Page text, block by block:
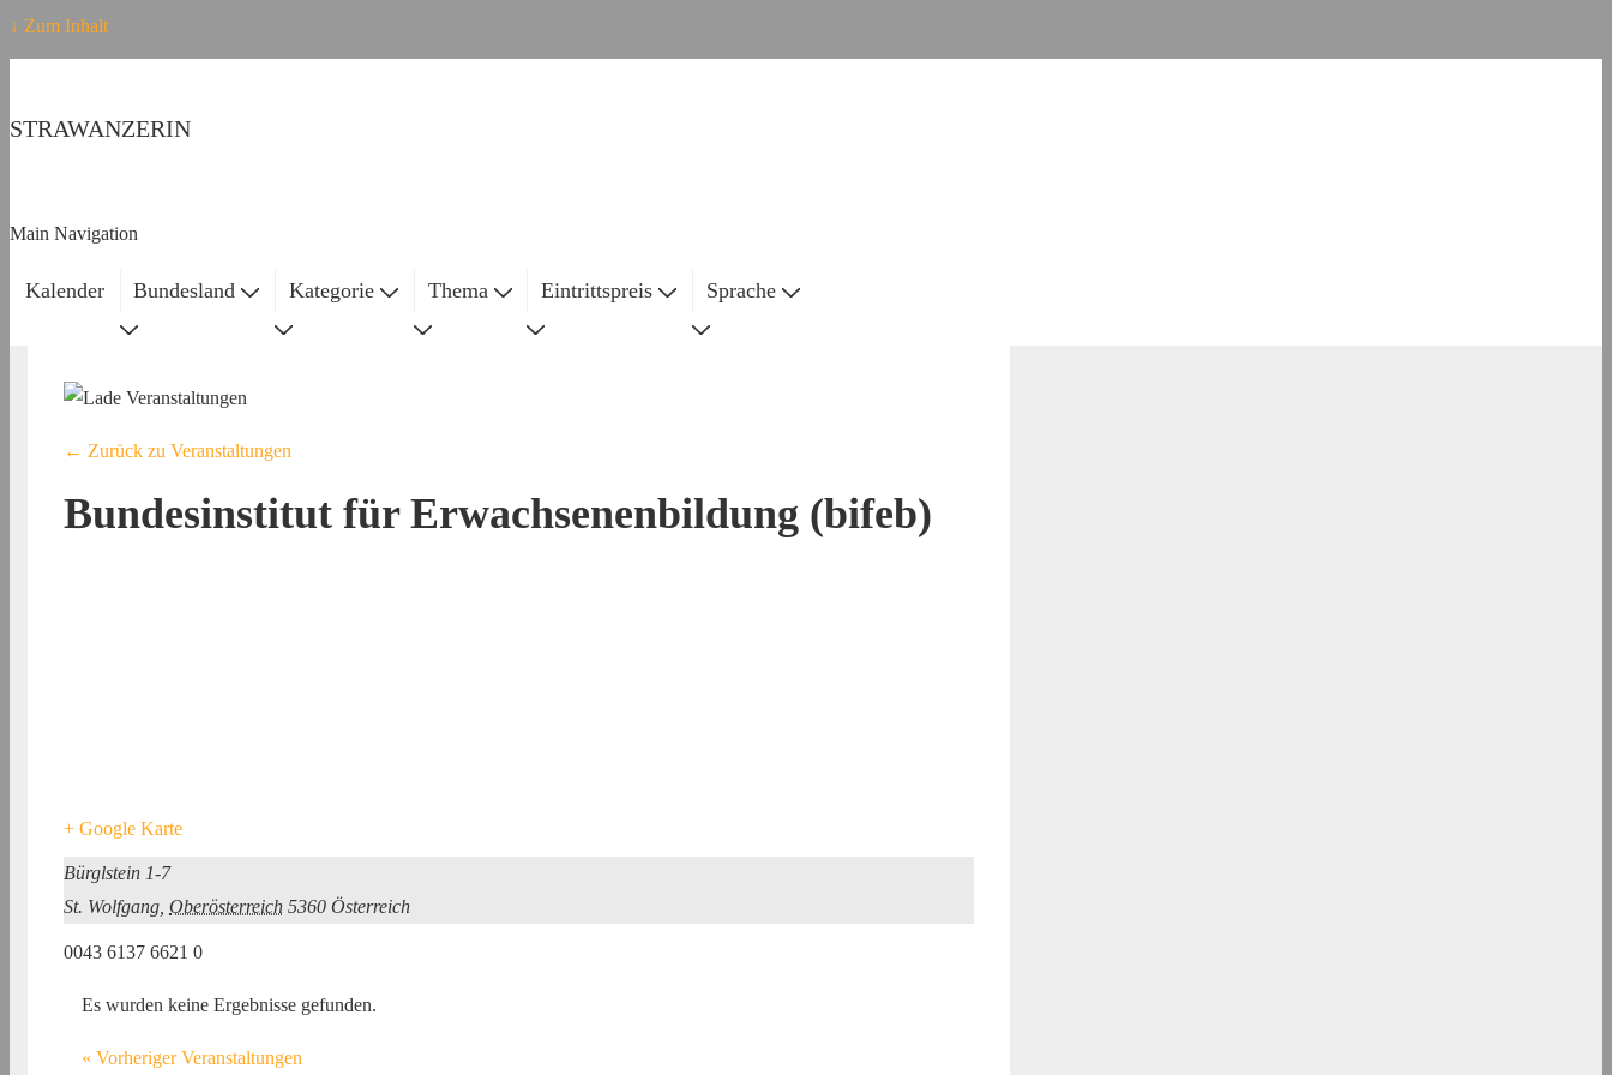
↓ Zum Inhalt
STRAWANZERIN
Main Navigation
Kalender Bundesland Kategorie Thema Eintrittspreis Sprache
← Zurück zu Veranstaltungen
Bundesinstitut für Erwachsenenbildung (bifeb)
+ Google Karte
Bürglstein 1-7
St. Wolfgang Oberösterreich 5360 Österreich
0043 6137 6621 0
Es wurden keine Ergebnisse gefunden.
« Vorheriger Veranstaltungen